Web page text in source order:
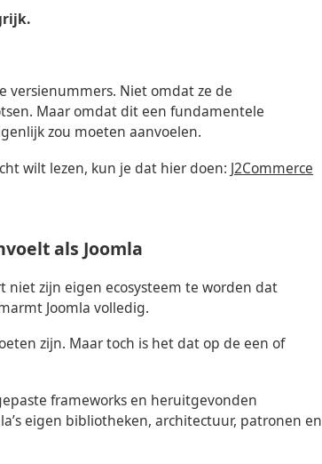
Niet omdat ze de
Maar omdat dit een fundamentele
zou moeten aanvoelen.
wilt lezen, kun je dat hier doen: J2Commerce
als Joomla
niet zijn eigen ecosysteem te worden dat
Joomla volledig.
zijn. Maar toch is het dat op de een of
frameworks en heruitgevonden
eigen bibliotheken, architectuur, patronen en